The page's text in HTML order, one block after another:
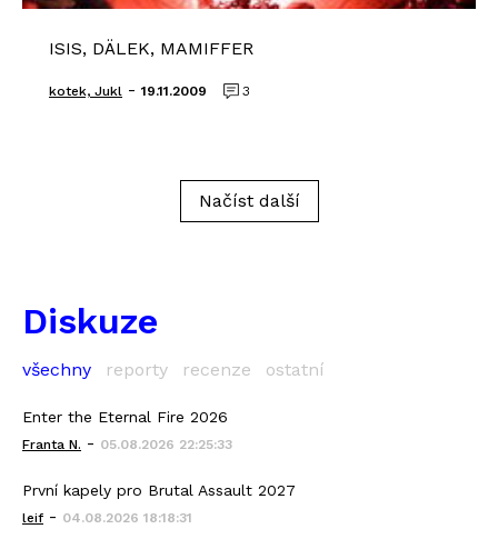
ISIS, DÄLEK, MAMIFFER
kotek, Jukl - 19.11.2009 3
Načíst další
Diskuze
všechny reporty recenze ostatní
Enter the Eternal Fire 2026
Franta N. - 05.08.2026 22:25:33
První kapely pro Brutal Assault 2027
leif - 04.08.2026 18:18:31